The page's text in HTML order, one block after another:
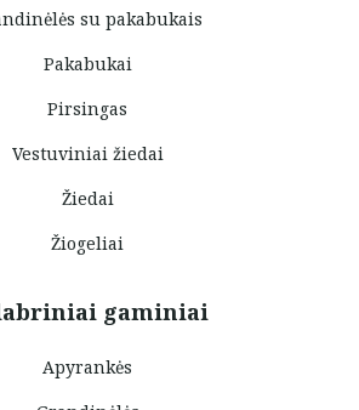
su pakabukais
Pakabukai
Pirsingas
Vestuviniai žiedai
Žiedai
Žiogeliai
gaminiai
Apyrankės